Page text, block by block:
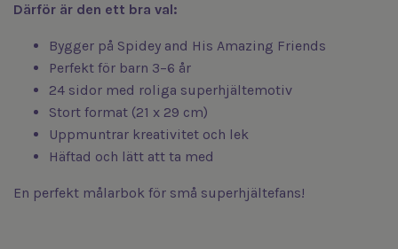
Därför är den ett bra val:
Bygger på Spidey and His Amazing Friends
Perfekt för barn 3–6 år
24 sidor med roliga superhjältemotiv
Stort format (21 x 29 cm)
Uppmuntrar kreativitet och lek
Häftad och lätt att ta med
En perfekt målarbok för små superhjältefans!